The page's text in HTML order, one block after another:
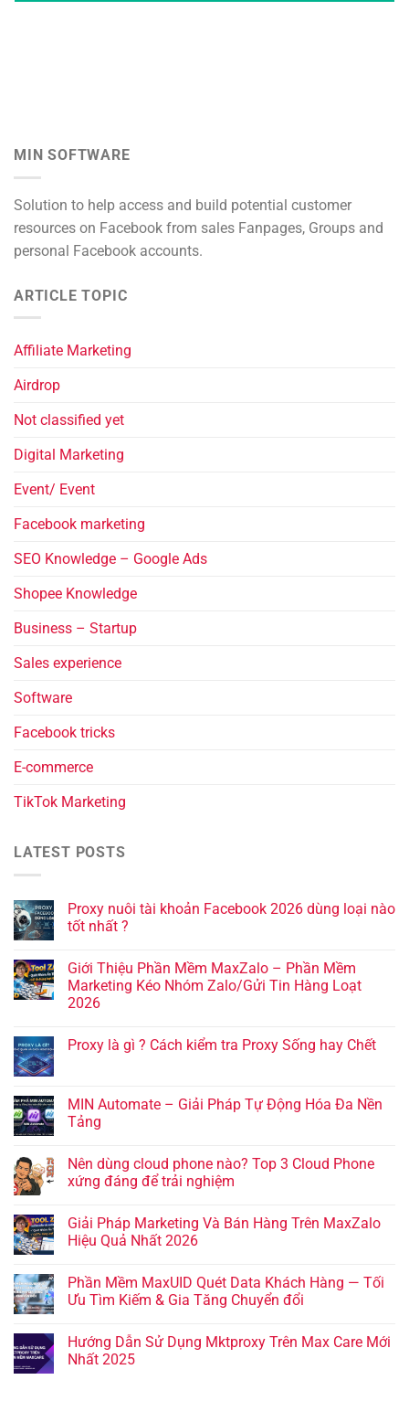
MIN SOFTWARE
Solution to help access and build potential customer
resources on Facebook from sales Fanpages, Groups and
personal Facebook accounts.
ARTICLE TOPIC
Affiliate Marketing
Airdrop
Not classified yet
Digital Marketing
Event/ Event
Facebook marketing
SEO Knowledge – Google Ads
Shopee Knowledge
Business – Startup
Sales experience
Software
Facebook tricks
E-commerce
TikTok Marketing
LATEST POSTS
Proxy nuôi tài khoản Facebook 2026 dùng loại nào
tốt nhất ?
Giới Thiệu Phần Mềm MaxZalo – Phần Mềm
Marketing Kéo Nhóm Zalo/Gửi Tin Hàng Loạt
2026
Proxy là gì ? Cách kiểm tra Proxy Sống hay Chết
MIN Automate – Giải Pháp Tự Động Hóa Đa Nền
Tảng
Nên dùng cloud phone nào? Top 3 Cloud Phone
xứng đáng để trải nghiệm
Giải Pháp Marketing Và Bán Hàng Trên MaxZalo
Hiệu Quả Nhất 2026
Phần Mềm MaxUID Quét Data Khách Hàng — Tối
Ưu Tìm Kiếm & Gia Tăng Chuyển đổi
Hướng Dẫn Sử Dụng Mktproxy Trên Max Care Mới
Nhất 2025